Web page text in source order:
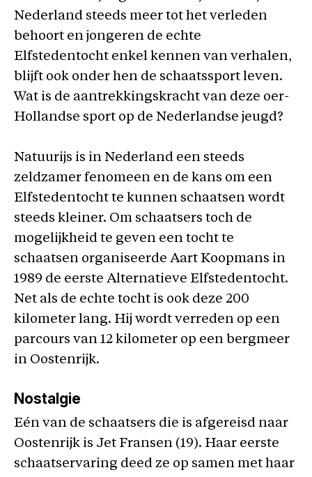
Nederland steeds meer tot het verleden
behoort en jongeren de echte
Elfstedentocht enkel kennen van verhalen,
blijft ook onder hen de schaatssport leven.
Wat is de aantrekkingskracht van deze oer-
Hollandse sport op de Nederlandse jeugd?
Natuurijs is in Nederland een steeds
zeldzamer fenomeen en de kans om een
Elfstedentocht te kunnen schaatsen wordt
steeds kleiner. Om schaatsers toch de
mogelijkheid te geven een tocht te
schaatsen organiseerde Aart Koopmans in
1989 de eerste Alternatieve Elfstedentocht.
Net als de echte tocht is ook deze 200
kilometer lang. Hij wordt verreden op een
parcours van 12 kilometer op een bergmeer
in Oostenrijk.
Nostalgie
Eén van de schaatsers die is afgereisd naar
Oostenrijk is Jet Fransen (19). Haar eerste
schaatservaring deed ze op samen met haar